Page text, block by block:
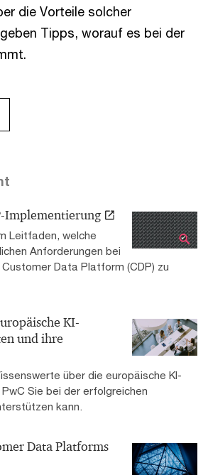
die Vorteile solcher
Tipps, worauf es bei der
Implementierung
Leitfaden, welche
Anforderungen bei
Data Platform (CDP) zu
KI-
und ihre
über die europäische KI-
Sie bei der erfolgreichen
kann.
Data Platforms